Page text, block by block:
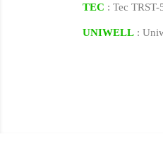
TEC : Tec TRST-
UNIWELL :